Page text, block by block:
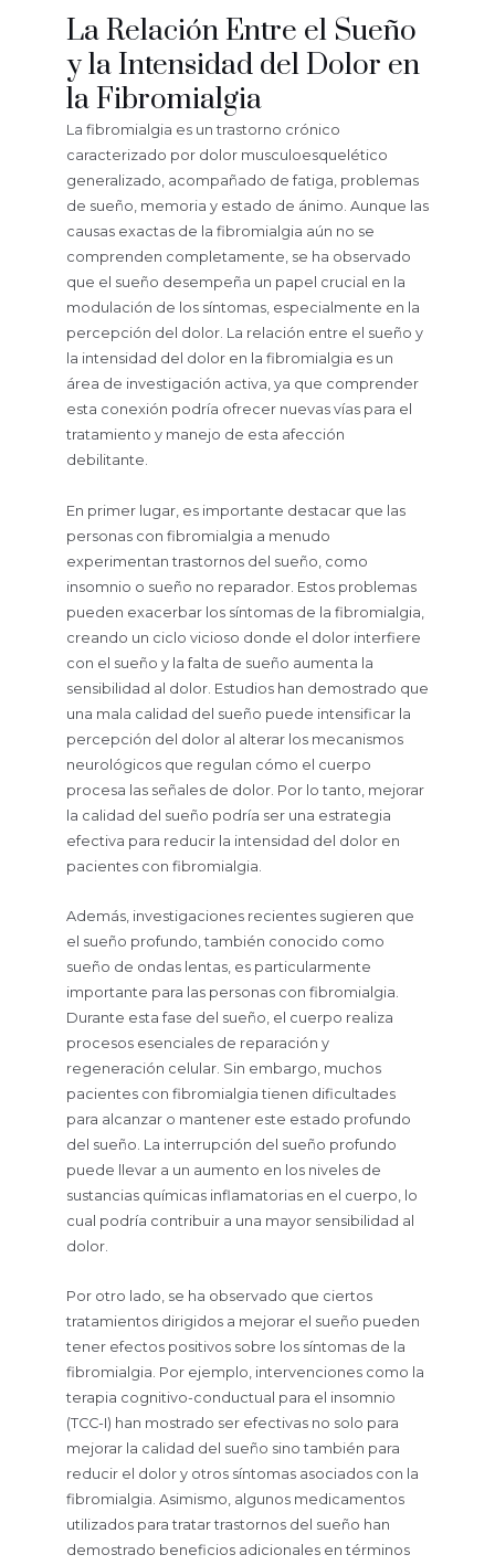
La Relación Entre el Sueño
y la Intensidad del Dolor en
la Fibromialgia
La fibromialgia es un trastorno crónico
caracterizado por dolor musculoesquelético
generalizado, acompañado de fatiga, problemas
de sueño, memoria y estado de ánimo. Aunque las
causas exactas de la fibromialgia aún no se
comprenden completamente, se ha observado
que el sueño desempeña un papel crucial en la
modulación de los síntomas, especialmente en la
percepción del dolor. La relación entre el sueño y
la intensidad del dolor en la fibromialgia es un
área de investigación activa, ya que comprender
esta conexión podría ofrecer nuevas vías para el
tratamiento y manejo de esta afección
debilitante.
En primer lugar, es importante destacar que las
personas con fibromialgia a menudo
experimentan trastornos del sueño, como
insomnio o sueño no reparador. Estos problemas
pueden exacerbar los síntomas de la fibromialgia,
creando un ciclo vicioso donde el dolor interfiere
con el sueño y la falta de sueño aumenta la
sensibilidad al dolor. Estudios han demostrado que
una mala calidad del sueño puede intensificar la
percepción del dolor al alterar los mecanismos
neurológicos que regulan cómo el cuerpo
procesa las señales de dolor. Por lo tanto, mejorar
la calidad del sueño podría ser una estrategia
efectiva para reducir la intensidad del dolor en
pacientes con fibromialgia.
Además, investigaciones recientes sugieren que
el sueño profundo, también conocido como
sueño de ondas lentas, es particularmente
importante para las personas con fibromialgia.
Durante esta fase del sueño, el cuerpo realiza
procesos esenciales de reparación y
regeneración celular. Sin embargo, muchos
pacientes con fibromialgia tienen dificultades
para alcanzar o mantener este estado profundo
del sueño. La interrupción del sueño profundo
puede llevar a un aumento en los niveles de
sustancias químicas inflamatorias en el cuerpo, lo
cual podría contribuir a una mayor sensibilidad al
dolor.
Por otro lado, se ha observado que ciertos
tratamientos dirigidos a mejorar el sueño pueden
tener efectos positivos sobre los síntomas de la
fibromialgia. Por ejemplo, intervenciones como la
terapia cognitivo-conductual para el insomnio
(TCC-I) han mostrado ser efectivas no solo para
mejorar la calidad del sueño sino también para
reducir el dolor y otros síntomas asociados con la
fibromialgia. Asimismo, algunos medicamentos
utilizados para tratar trastornos del sueño han
demostrado beneficios adicionales en términos